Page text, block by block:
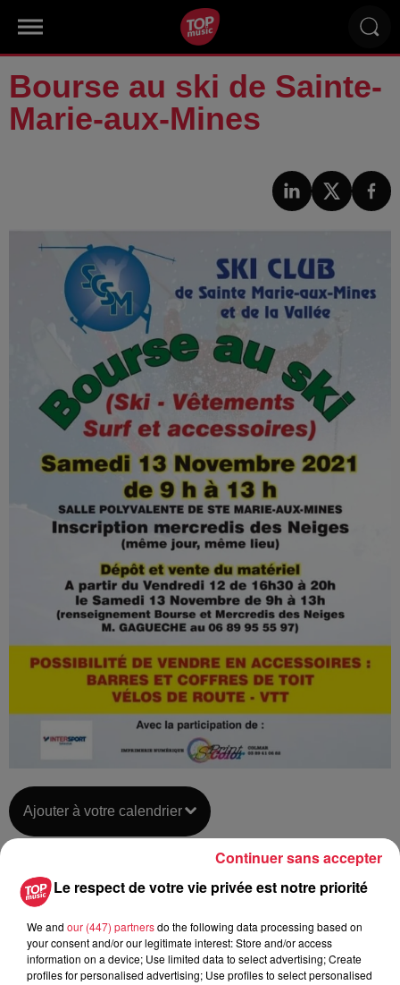
Bourse au ski de Sainte-
Marie-aux-Mines
Ajouter à votre calendrier
Date
du13 novembre 2021 à 0h00
Le respect de votre vie privée est notre priorité
We and our (447) partnersdo the following data processing based on
your consent and/or our legitimate interest: Store and/or access
information on a device; Use limited data to select advertising; Create
profiles for personalised advertising; Use profiles to select personalised
Continuer sans accepter